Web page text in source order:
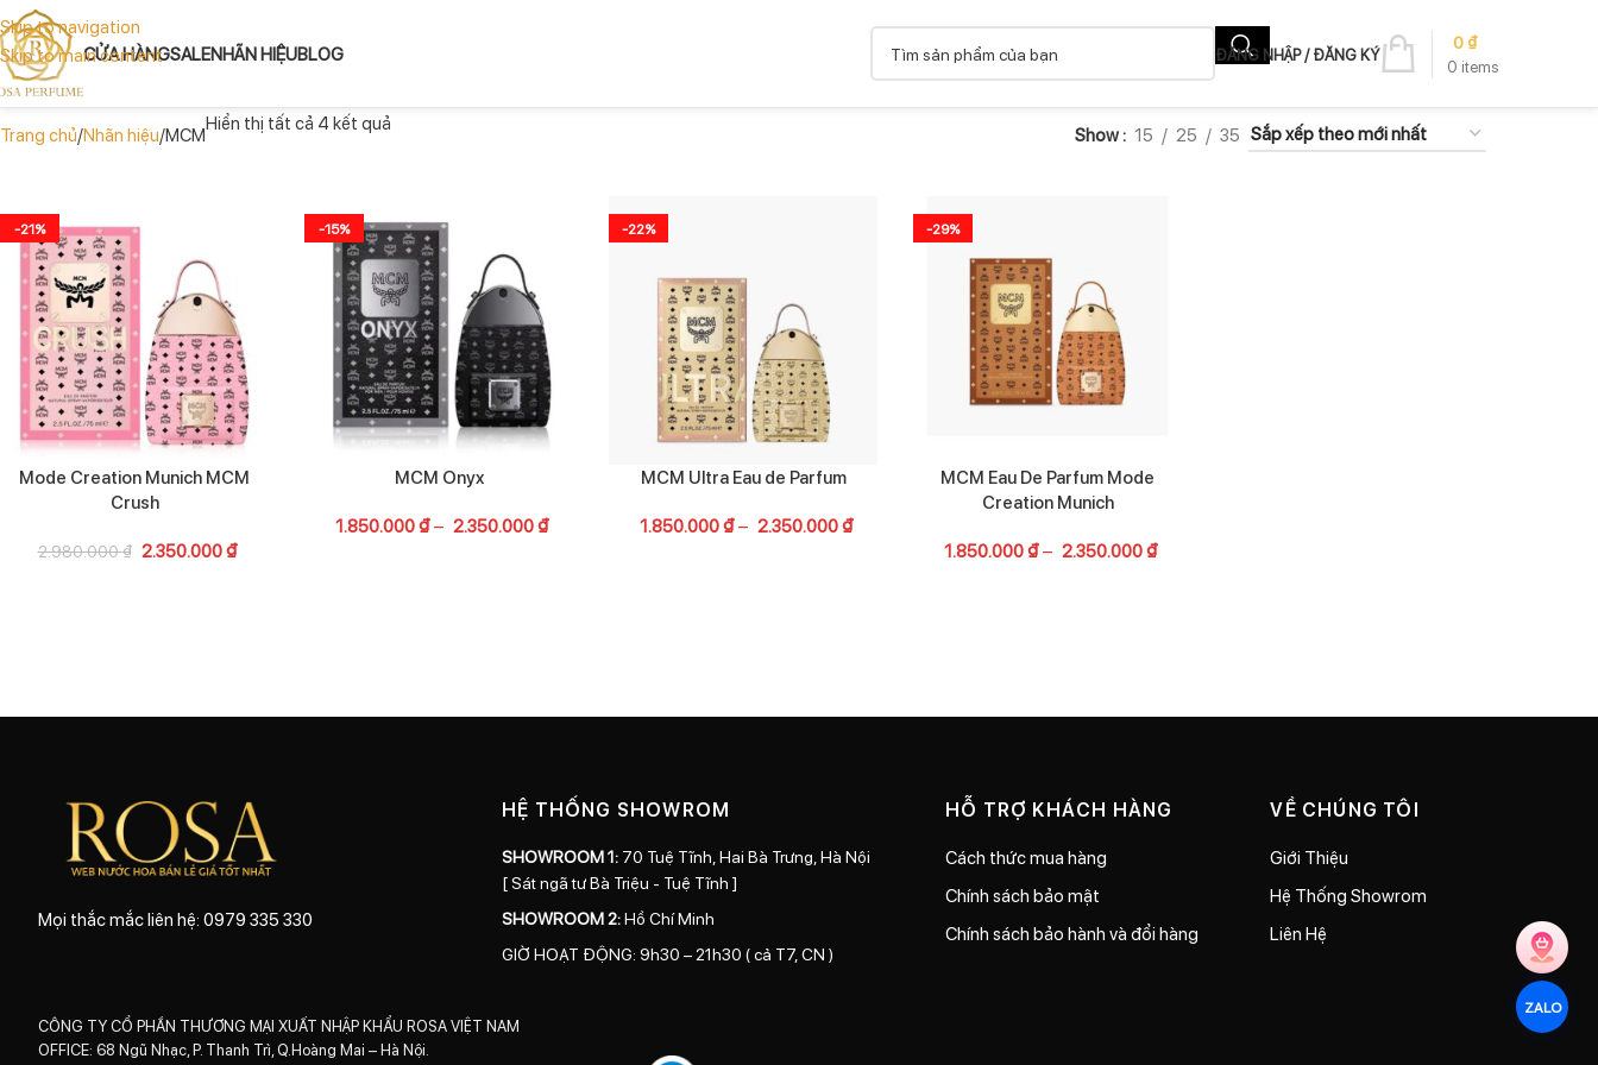
ZALO
Skip to navigation
Skip to main content
CỬA HÀNGSALENHÃN HIỆUBLOG ĐĂNG NHẬP / ĐĂNG KÝ
0 items
0₫
Trang chủ Nhãn hiệu MCMHiển thị tất cả 4 kết quả Show 15 25 35
-21%
Mode Creation Munich MCM
Crush
2.980.000₫ 2.350.000₫
-15%
MCM Onyx
1.850.000₫– 2.350.000₫
-22%
MCM Ultra Eau de Parfum
1.850.000₫– 2.350.000₫
-29%
MCM Eau De Parfum Mode
Creation Munich
1.850.000₫– 2.350.000₫
Mọi thắc mắc liên hệ: 0979 335 330
HỆ THỐNG SHOWROM
SHOWROOM 1: 70 Tuệ Tĩnh, Hai Bà Trưng, Hà Nội
[ Sát ngã tư Bà Triệu - Tuệ Tĩnh ]
SHOWROOM 2:Hồ Chí Minh
GIỜ HOẠT ĐỘNG: 9h30 – 21h30 ( cả T7, CN )
HỖ TRỢ KHÁCH HÀNG
Cách thức mua hàng
Chính sách bảo mật
Chính sách bảo hành và đổi hàng
VỀ CHÚNG TÔI
Giới Thiệu
Hệ Thống Showrom
Liên Hệ
CÔNG TY CỔ PHẦN THƯƠNG MẠI XUẤT NHẬP KHẨU ROSA VIỆT NAM
OFFICE: 68 Ngũ Nhạc, P. Thanh Trì, Q.Hoàng Mai – Hà Nội.